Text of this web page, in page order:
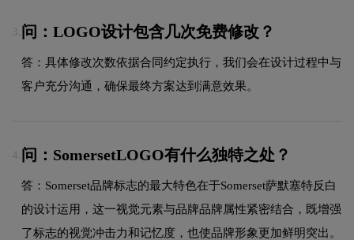
3. 问：LOGO设计包含几次免费修改？
答：具体修改次数依据合同约定执行，我们会在设计过程中与
客户充分沟通，确保最终方案达到满意效果。
4. 问：SomersetLOGO有什么独特之处？
答：Somerset品牌标志的最大特色在于Somerset萨默塞特反白
的设计运用，这一视觉元素与品牌品牌属性紧密结合，既增强
了标志的视觉冲击力和记忆度，也使品牌形象更加鲜明突出。